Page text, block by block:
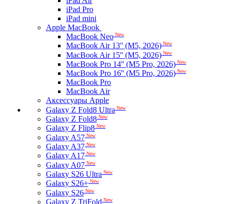
iPad Pro
iPad mini
Apple MacBook
MacBook Neo New
MacBook Air 13'' (M5, 2026) New
MacBook Air 15'' (M5, 2026) New
MacBook Pro 14'' (M5 Pro, 2026) New
MacBook Pro 16'' (M5 Pro, 2026) New
MacBook Pro
MacBook Air
Аксессуары Apple
Galaxy Z Fold8 Ultra New
Galaxy Z Fold8 New
Galaxy Z Flip8 New
Galaxy A57 New
Galaxy A37 New
Galaxy A17 New
Galaxy A07 New
Galaxy S26 Ultra New
Galaxy S26+ New
Galaxy S26 New
Galaxy Z TriFold New